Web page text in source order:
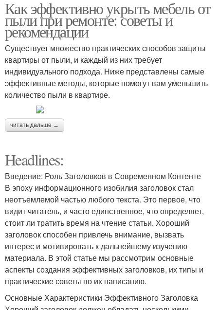
Как эффективно укрыть мебель от
пыли при ремонте: советы и
рекомендации
Существует множество практических способов защиты
квартиры от пыли, и каждый из них требует
индивидуального подхода. Ниже представлены самые
эффективные методы, которые помогут вам уменьшить
количество пыли в квартире.
читать дальше →
Headlines:
Введение: Роль Заголовков в Современном Контенте
В эпоху информационного изобилия заголовок стал
неотъемлемой частью любого текста. Это первое, что
видит читатель, и часто единственное, что определяет,
стоит ли тратить время на чтение статьи. Хороший
заголовок способен привлечь внимание, вызвать
интерес и мотивировать к дальнейшему изучению
материала. В этой статье мы рассмотрим основные
аспекты создания эффективных заголовков, их типы и
практические советы по их написанию.
Основные Характеристики Эффективного Заголовка